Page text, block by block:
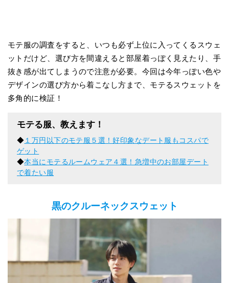
モテ服の調査をすると、いつも必ず上位に入ってくるスウェ
ットだけど、選び方を間違えると部屋着っぽく見えたり、手
抜き感が出てしまうので注意が必要。今回は今年っぽい色や
デザインの選び方から着こなし方まで、モテるスウェットを
多角的に検証！
モテる服、教えます！
◆１万円以下のモテ服５選！好印象なデート服もコスパで
ゲット
◆本当にモテるルームウェア４選！急増中のお部屋デート
で着たい服
黒のクルーネックスウェット